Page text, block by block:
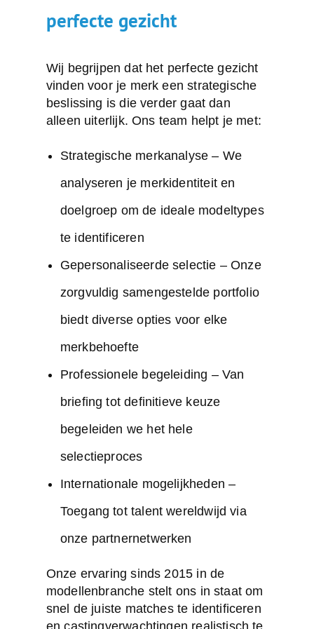
perfecte gezicht
Wij begrijpen dat het perfecte gezicht
vinden voor je merk een strategische
beslissing is die verder gaat dan
alleen uiterlijk. Ons team helpt je met:
Strategische merkanalyse – We
analyseren je merkidentiteit en
doelgroep om de ideale modeltypes
te identificeren
Gepersonaliseerde selectie – Onze
zorgvuldig samengestelde portfolio
biedt diverse opties voor elke
merkbehoefte
Professionele begeleiding – Van
briefing tot definitieve keuze
begeleiden we het hele
selectieproces
Internationale mogelijkheden –
Toegang tot talent wereldwijd via
onze partnernetwerken
Onze ervaring sinds 2015 in de
modellenbranche stelt ons in staat om
snel de juiste matches te identificeren
en castingverwachtingen realistisch te